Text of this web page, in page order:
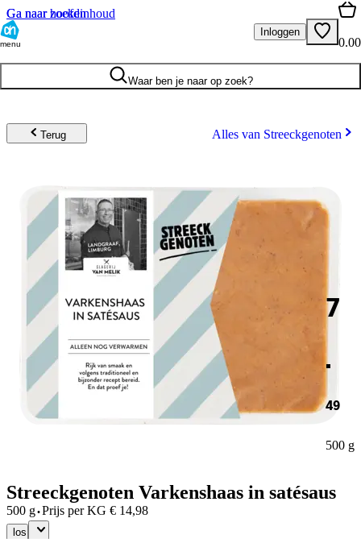
Ga naar hoofdinhoud
Ga naar zoeken
menu
Inloggen
0.00
Waar ben je naar op zoek?
Terug Alles van Streeckgenoten
7
.
49
500 g
Streeckgenoten Varkenshaas in satésaus
500 g·Prijs per KG € 14,98
los